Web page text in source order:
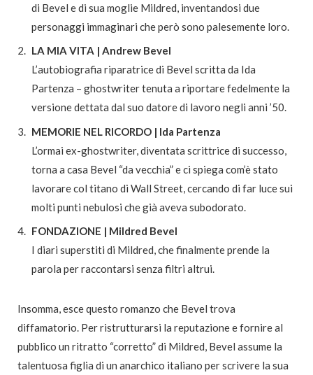
di Bevel e di sua moglie Mildred, inventandosi due
personaggi immaginari che però sono palesemente loro.
LA MIA VITA | Andrew Bevel
L’autobiografia riparatrice di Bevel scritta da Ida
Partenza – ghostwriter tenuta a riportare fedelmente la
versione dettata dal suo datore di lavoro negli anni ’50.
MEMORIE NEL RICORDO | Ida Partenza
L’ormai ex-ghostwriter, diventata scrittrice di successo,
torna a casa Bevel “da vecchia” e ci spiega com’è stato
lavorare col titano di Wall Street, cercando di far luce sui
molti punti nebulosi che già aveva subodorato.
FONDAZIONE | Mildred Bevel
I diari superstiti di Mildred, che finalmente prende la
parola per raccontarsi senza filtri altrui.
Insomma, esce questo romanzo che Bevel trova
diffamatorio. Per ristrutturarsi la reputazione e fornire al
pubblico un ritratto “corretto” di Mildred, Bevel assume la
talentuosa figlia di un anarchico italiano per scrivere la sua